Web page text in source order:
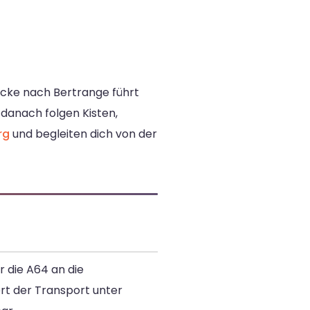
nach Bertrange führt
folgen Kisten,
und begleiten dich von der
die A64 an die
der Transport unter